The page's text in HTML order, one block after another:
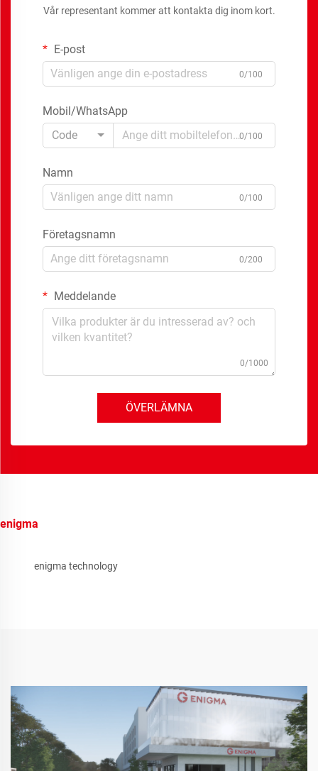
Vår representant kommer att kontakta dig inom kort.
E-post
0/100
Mobil/WhatsApp
Code
0/100
Namn
0/100
Företagsnamn
0/200
Meddelande
0/1000
ÖVERLÄMNA
enigma
enigma technology